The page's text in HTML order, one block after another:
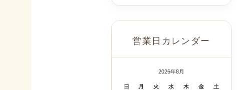
営業日カレンダー
2026年8月
日 月 火 水 木 金 土